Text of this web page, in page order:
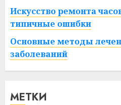
Искусство ремонта
типичные ошибки
Основные методы
заболеваний
МЕТКИ